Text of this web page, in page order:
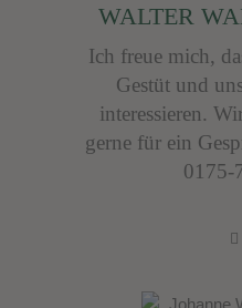
WALTER
Ich freue mich,
Gestüt und
interessieren.
gerne für ein
0175-